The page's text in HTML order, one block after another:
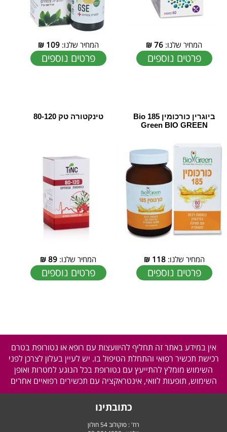
המחיר שלנו: 76
₪
פרטים נוספים
המחיר שלנו:109
₪
פרטים נוספים
ביוגרין כורכומין 185 Bio
Green BIO GREEN
המחיר שלנו:118
₪
פרטים נוספים
טינקטורה טק 80-120
המחיר שלנו: 89
₪
פרטים נוספים
אין במידע באתר זה תחליף להיוועצות עם רופא או נטורופת בטרם
רכישת תכשיר רפואי והתחלת הטיפול בו. יש לעיין בעלון לצרכן לפני
השימוש מומלץ להתייעץ עם נטורופת בכל הנוגע למטרות ואופן
השימוש, תופעות לוואי, אינטראקציה עם תכשירים רפואיים אחרים
כתובתינו
רח' : סוקולוב 54 חולון